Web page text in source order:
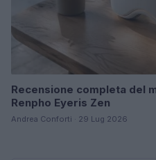
Recensione completa del
Renpho Eyeris Zen
Andrea Conforti · 29 Lug 2026